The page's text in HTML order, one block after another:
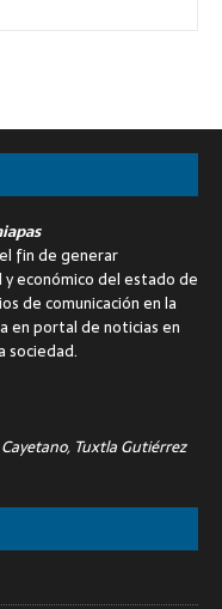
fin de generar
económico del estado de
de comunicación en la
en portal de noticias en
sociedad.
Tuxtla Gutiérrez